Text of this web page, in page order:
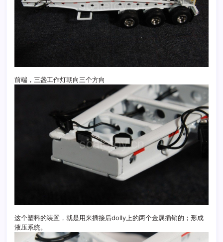
前端，三盏工作灯朝向三个方向
这个塑料的装置，就是用来插接后dolly上的两个金属插销的；形成
液压系统。